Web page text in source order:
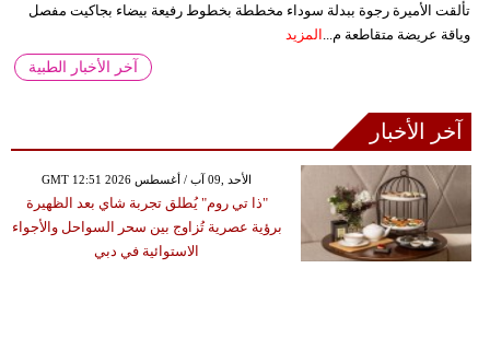
تألقت الأميرة رجوة ببدلة سوداء مخططة بخطوط رفيعة بيضاء بجاكيت مفصل
وياقة عريضة متقاطعة م... المزيد
آخر الأخبار الطبية
آخر الأخبار
GMT 12:51 2026 الأحد ,09 آب / أغسطس
"ذا تي روم" يُطلق تجربة شاي بعد الظهيرة
برؤية عصرية تُزاوج بين سحر السواحل والأجواء
الاستوائية في دبي